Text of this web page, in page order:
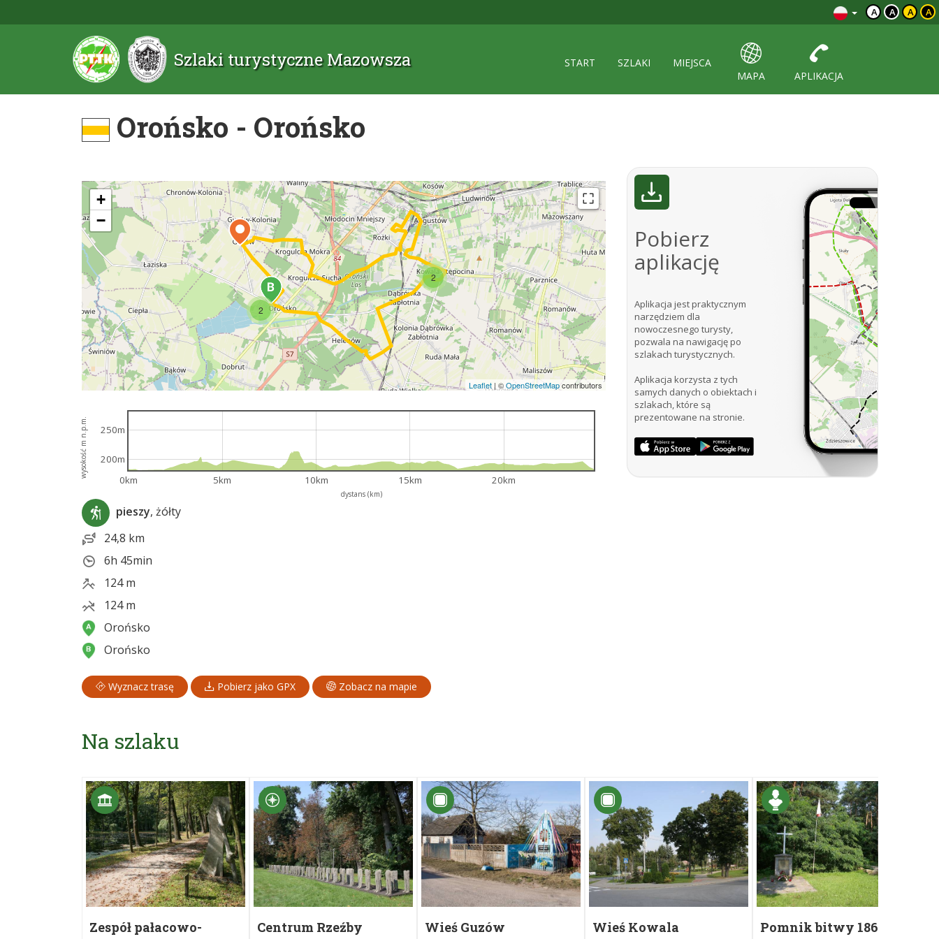
A A A A
Szlaki turystyczne Mazowsza START SZLAKI
MIEJSCA
MAPA
APLIKACJA
Orońsko - Orońsko
2
2
+
−
Leaflet | ©OpenStreetMapcontributors
dystans (km)
wysokość m n.p.m.
0km 5km 10km 15km 20km
200m
250m
pieszy, żółty
24,8 km
6h 45min
124 m
124 m
Orońsko
Orońsko
Wyznacz trasę Pobierz jako GPX Zobacz na mapie
Pobierz
aplikację
Aplikacja jest praktycznym
narzędziem dla
nowoczesnego turysty,
pozwala na nawigację po
szlakach turystycznych.
Aplikacja korzysta z tych
samych danych o obiektach i
szlakach, które są
prezentowane na stronie.
Na szlaku
Zespół pałacowo- Centrum Rzeźby Wieś Guzów Wieś Kowala Pomnik bitwy 1863 r.